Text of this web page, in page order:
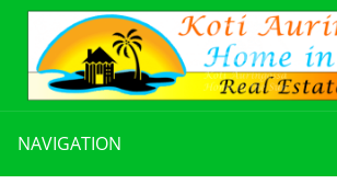
NAVIGATION